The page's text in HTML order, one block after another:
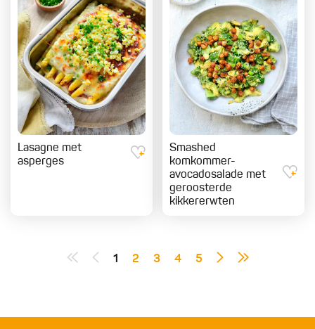
Lasagne met
asperges
Smashed
komkommer-
avocadosalade met
geroosterde
kikkererwten
1 2 3 4 5